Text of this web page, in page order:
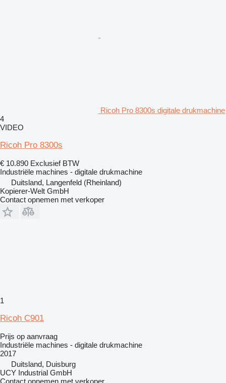
Ricoh Pro 8300s digitale drukmachine
4
VIDEO
Ricoh Pro 8300s
€ 10.890 Exclusief BTW
Industriële machines - digitale drukmachine
Duitsland, Langenfeld (Rheinland)
Kopierer-Welt GmbH
Contact opnemen met verkoper
1
Ricoh C901
Prijs op aanvraag
Industriële machines - digitale drukmachine
2017
Duitsland, Duisburg
UCY Industrial GmbH
Contact opnemen met verkoper